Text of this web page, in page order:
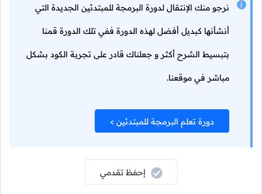
نرجو منك الإنتقال لدورة البرمجة للمبتدئين الجديدة التي
أنشأنها كبديل أفضل لهذه الدورة ففي تلك الدورة قمنا
بتبسيط الشرح أكثر و جعلناك قادر على تجربة الكود بشكل
مباشر في موقعنا.
دورة تعلم البرمجة للمبتدئين >
إحفظ تقدمي